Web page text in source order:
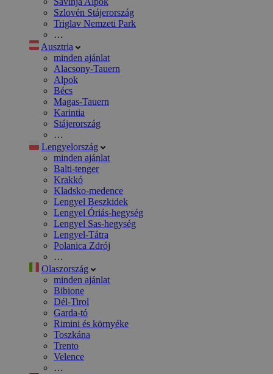
Szlovén Stájerország
Triglav Nemzeti Park
…
Ausztria
minden ajánlat
Alacsony-Tauern
Alpok
Bécs
Magas-Tauern
Karintia
Stájerország
…
Lengyelország
minden ajánlat
Balti-tenger
Krakkó
Kladsko-medence
Lengyel Beszkidek
Lengyel Óriás-hegység
Lengyel Sas-hegység
Lengyel-Tátra
Polanica Zdrój
…
Olaszország
minden ajánlat
Bibione
Dél-Tirol
Garda-tó
Rimini és környéke
Toszkána
Trento
Velence
…